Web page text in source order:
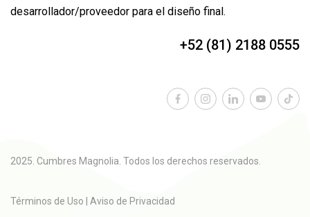
desarrollador/proveedor para el diseño final.
+52 (81) 2188 0555
2025. Cumbres Magnolia. Todos los derechos reservados.
Términos de Uso Aviso de Privacidad